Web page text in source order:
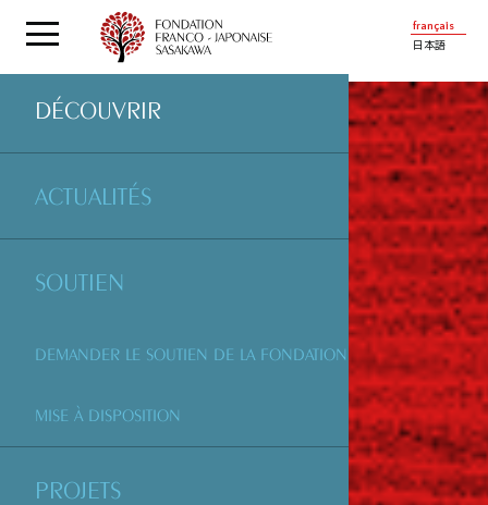
français
日本語
DÉCOUVRIR
ACTUALITÉS
SOUTIEN
DEMANDER LE SOUTIEN DE LA FONDATION
MISE À DISPOSITION
PROJETS